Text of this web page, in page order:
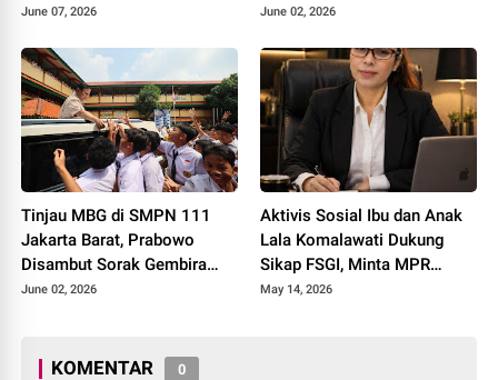
Pendidikan
June 07, 2026
hingga Bawa Indonesia ke
June 02, 2026
Tinjau MBG di SMPN 111
Jakarta Barat, Prabowo
Disambut Sorak Gembira
Para Siswa
June 02, 2026
Aktivis Sosial Ibu dan Anak
Lala Komalawati Dukung
Sikap FSGI, Minta MPR
Utamakan Psikologis
May 14, 2026
KOMENTAR 0